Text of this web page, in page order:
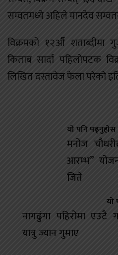
सम्वतमध्ये अहिले मानदेव
विक्रमको १२औँ शताब्दीमा
किताब सार्दा पहिलोपटक
लिखित दस्तावेज फेला परेको
यो पनि पढ्नुहोस
मनोज
आरम्भ”
जिते
यो
नागढुंगा पहिरोमा एउटै
यात्रु ज्यान गुमाए